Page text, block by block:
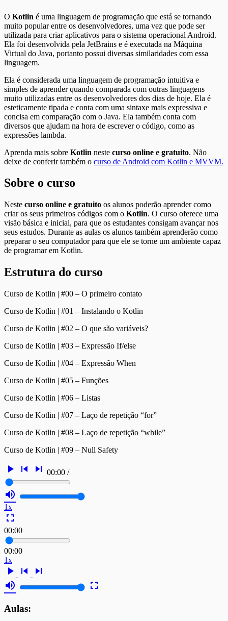
O Kotlin é uma linguagem de programação que está se tornando
muito popular entre os desenvolvedores, uma vez que pode ser
utilizada para criar aplicativos para o sistema operacional Android.
Ela foi desenvolvida pela JetBrains e é executada na Máquina
Virtual do Java, portanto possui diversas similaridades com essa
linguagem.
Ela é considerada uma linguagem de programação intuitiva e
simples de aprender quando comparada com outras linguagens
muito utilizadas entre os desenvolvedores dos dias de hoje. Ela é
esteticamente tipada e conta com uma sintaxe mais expressiva e
concisa em comparação com o Java. Ela também conta com
diversos que ajudam na hora de escrever o código, como as
expressões lambda.
Aprenda mais sobre Kotlin neste curso online e gratuito. Não
deixe de conferir também o curso de Android com Kotlin e MVVM.
Sobre o curso
Neste curso online e gratuito os alunos poderão aprender como
criar os seus primeiros códigos com o Kotlin. O curso oferece uma
visão básica e inicial, para que os estudantes consigam avançar nos
seus estudos. Durante as aulas os alunos também aprenderão como
preparar o seu computador para que ele se torne um ambiente capaz
de programar em Kotlin.
Estrutura do curso
Curso de Kotlin | #00 – O primeiro contato
Curso de Kotlin | #01 – Instalando o Kotlin
Curso de Kotlin | #02 – O que são variáveis?
Curso de Kotlin | #03 – Expressão If/else
Curso de Kotlin | #04 – Expressão When
Curso de Kotlin | #05 – Funções
Curso de Kotlin | #06 – Listas
Curso de Kotlin | #07 – Laço de repetição “for”
Curso de Kotlin | #08 – Laço de repetição “while”
Curso de Kotlin | #09 – Null Safety
play_arrow skip_previous skip_next 00:00 /
volume_up
1x
fullscreen
00:00
00:00
1x
play_arrow skip_previous
skip_next
volume_up
fullscreen
Aulas: